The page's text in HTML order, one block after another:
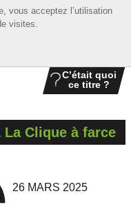
vous acceptez l’utilisation
visites.
vous acceptez l’utilisation
visites.
C’était quoi
ce titre ?
La Clique à farce
26 MARS 2025